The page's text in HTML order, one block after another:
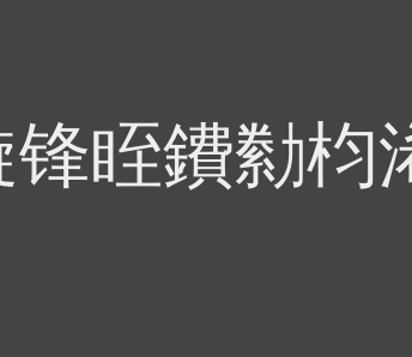
锋眰鐨勬枃